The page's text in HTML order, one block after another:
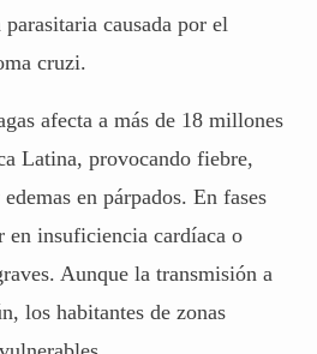
causada por el
cruzi.
afecta a más de 18 millones
Latina, provocando fiebre,
en párpados. En fases
en insuficiencia cardíaca o
Aunque la transmisión a
los habitantes de zonas